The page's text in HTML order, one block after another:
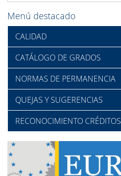
Menú destacado
CALIDAD
CATÁLOGO DE GRADOS
NORMAS DE PERMANENCIA
QUEJAS Y SUGERENCIAS
RECONOCIMIENTO CRÉDITOS